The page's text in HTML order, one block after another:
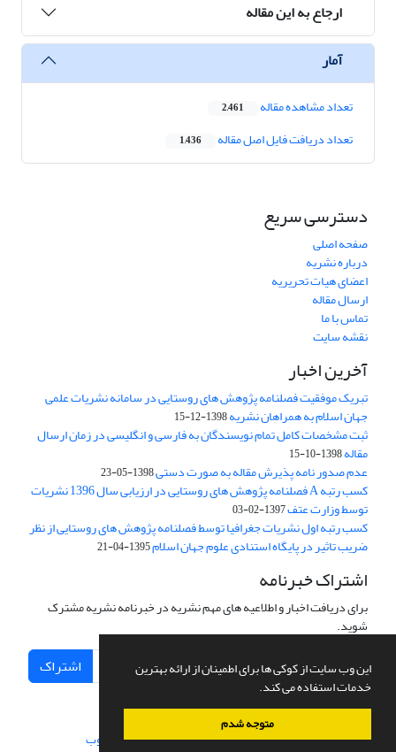
این وب سایت از کوکی ها برای اطمینان از ارائه بهترین
خدمات استفاده می کند.
متوجه شدم
ارجاع به این مقاله
آمار
تعداد مشاهده مقاله 2,461
تعداد دریافت فایل اصل مقاله 1,436
دسترسی سریع
صفحه اصلی
درباره نشریه
اعضای هیات تحریریه
ارسال مقاله
تماس با ما
نقشه سایت
آخرین اخبار
تبریک موفقیت فصلنامه پژوهش های روستایی در سامانه نشریات علمی
جهان اسلام به همراهان نشریه1398-12-15
ثبت مشخصات کامل تمام نویسندگان به فارسی و انگلیسی در زمان ارسال
مقاله1398-10-15
عدم صدور نامه پذیرش مقاله به صورت دستی1398-05-23
کسب رتبه A فصلنامه پژوهش های روستایی در ارزیابی سال 1396 نشریات
توسط وزارت عتف1397-02-03
کسب رتبه اول نشریات جغرافیا توسط فصلنامه پژوهش های روستایی از نظر
ضریب تاثیر در پایگاه استنادی علوم جهان اسلام1395-04-21
اشتراک خبرنامه
برای دریافت اخبار و اطلاعیه های مهم نشریه در خبرنامه نشریه مشترک
شوید.
اشتراک
سامانه مدیریت نشریات علمی.طراحی و پیاده سازی از سیناوب